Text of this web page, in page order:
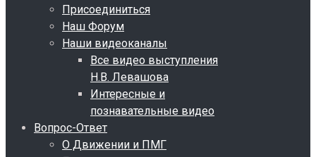
Присоединиться
Наш Форум
Наши видеоканалы
Все видео выступления
Н.В. Левашова
Интересные и
познавательные видео
Вопрос-Ответ
О Движении и ПМГ